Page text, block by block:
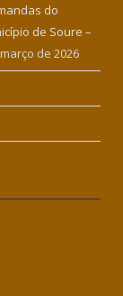
do
de Soure –
de 2026